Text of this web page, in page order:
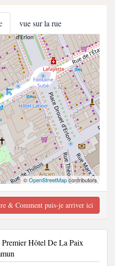
vue sur la rue
©OpenStreetMapcontributors
& Comment puis-je arriver ici
Hôtel De La Paix